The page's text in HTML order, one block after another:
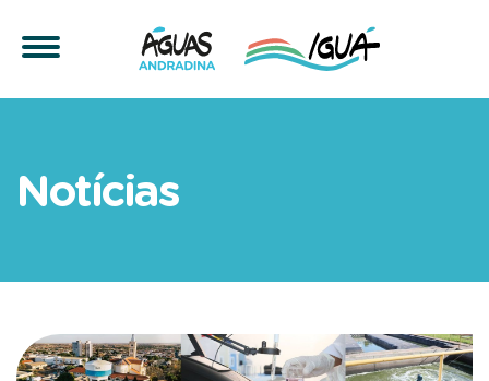
Notícias